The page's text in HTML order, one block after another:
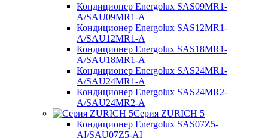
Кондиционер Energolux SAS09MR1-
A/SAU09MR1-A
Кондиционер Energolux SAS12MR1-
A/SAU12MR1-A
Кондиционер Energolux SAS18MR1-
A/SAU18MR1-A
Кондиционер Energolux SAS24MR1-
A/SAU24MR1-A
Кондиционер Energolux SAS24MR2-
A/SAU24MR2-A
Серия ZURICH 5
Кондиционер Energolux SAS07Z5-
AI/SAU07Z5-AI